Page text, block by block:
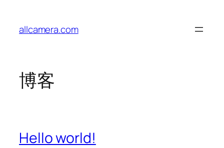
allcamera.com
博客
Hello world!